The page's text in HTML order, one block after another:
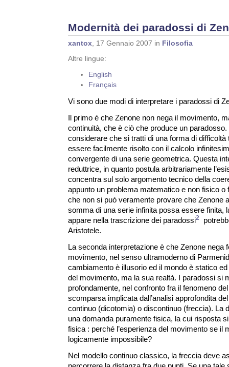
Modernità dei paradossi di
xantox , 17 Gennaio 2007 in Filosofia
Altre lingue:
English
Français
Vi sono due modi di interpretare i paradossi di
Il primo è che Zenone non nega il movimento,
continuità, che è ciò che produce un
considerare che si tratti di una forma di
essere facilmente risolto con il calcolo
convergente di una serie geometrica. Questa
reduttrice, in quanto postula arbitrariamente
concentra sul solo argomento tecnico della
appunto un problema matematico e non fisico o
che non si può veramente provare che Zenone
somma di una serie infinita possa essere finita,
appare nella trascrizione dei paradossi2
Aristotele.
La seconda interpretazione è che Zenone nega
movimento, nel senso ultramoderno di
cambiamento è illusorio ed il mondo è statico
del movimento, ma la sua realtà. I paradossi si
profondamente, nel confronto fra il fenomeno
scomparsa implicata dall’analisi approfondita
continuo (dicotomia) o discontinuo (freccia). La
una domanda puramente fisica, la cui risposta
fisica : perché l’esperienza del movimento se il
logicamente impossibile?
Nel modello continuo classico, la freccia deve